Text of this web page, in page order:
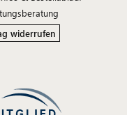
widerrufen